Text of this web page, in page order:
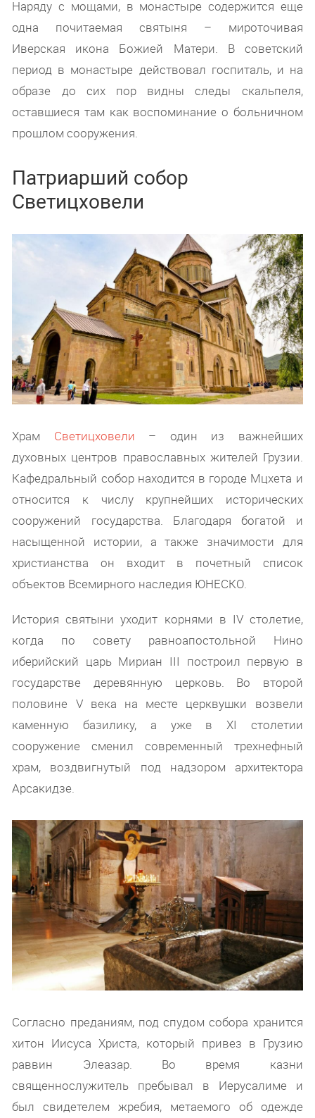
Наряду с мощами, в монастыре содержится еще
одна почитаемая святыня – мироточивая
Иверская икона Божией Матери. В советский
период в монастыре действовал госпиталь, и на
образе до сих пор видны следы скальпеля,
оставшиеся там как воспоминание о больничном
прошлом сооружения.
Патриарший собор
Светицховели
Храм Светицховели – один из важнейших
духовных центров православных жителей Грузии.
Кафедральный собор находится в городе Мцхета и
относится к числу крупнейших исторических
сооружений государства. Благодаря богатой и
насыщенной истории, а также значимости для
христианства он входит в почетный список
объектов Всемирного наследия ЮНЕСКО.
История святыни уходит корнями в IV столетие,
когда по совету равноапостольной Нино
иберийский царь Мириан III построил первую в
государстве деревянную церковь. Во второй
половине V века на месте церквушки возвели
каменную базилику, а уже в XI столетии
сооружение сменил современный трехнефный
храм, воздвигнутый под надзором архитектора
Арсакидзе.
Согласно преданиям, под спудом собора хранится
хитон Иисуса Христа, который привез в Грузию
раввин Элеазар. Во время казни
священнослужитель пребывал в Иерусалиме и
был свидетелем жребия, метаемого об одежде